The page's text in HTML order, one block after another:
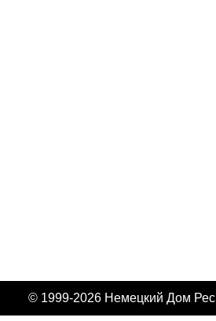
© 1999-2026 Немецкий Дом